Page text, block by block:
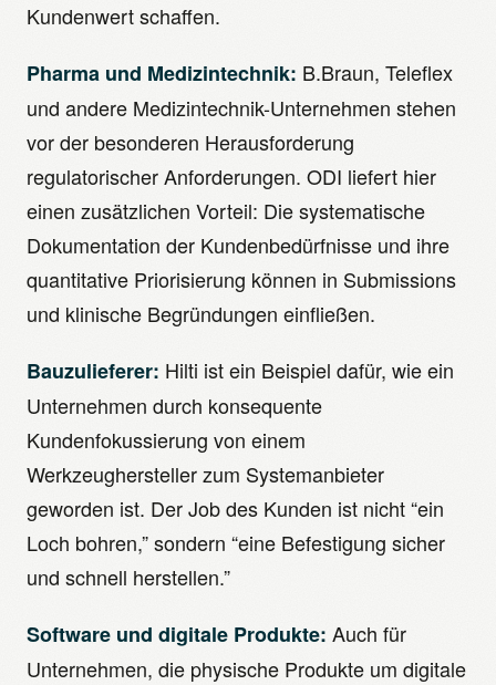
Kundenwert schaffen.
Pharma und Medizintechnik: B.Braun, Teleflex
und andere Medizintechnik-Unternehmen stehen
vor der besonderen Herausforderung
regulatorischer Anforderungen. ODI liefert hier
einen zusätzlichen Vorteil: Die systematische
Dokumentation der Kundenbedürfnisse und ihre
quantitative Priorisierung können in Submissions
und klinische Begründungen einfließen.
Bauzulieferer: Hilti ist ein Beispiel dafür, wie ein
Unternehmen durch konsequente
Kundenfokussierung von einem
Werkzeughersteller zum Systemanbieter
geworden ist. Der Job des Kunden ist nicht “ein
Loch bohren,” sondern “eine Befestigung sicher
und schnell herstellen.”
Software und digitale Produkte: Auch für
Unternehmen, die physische Produkte um digitale